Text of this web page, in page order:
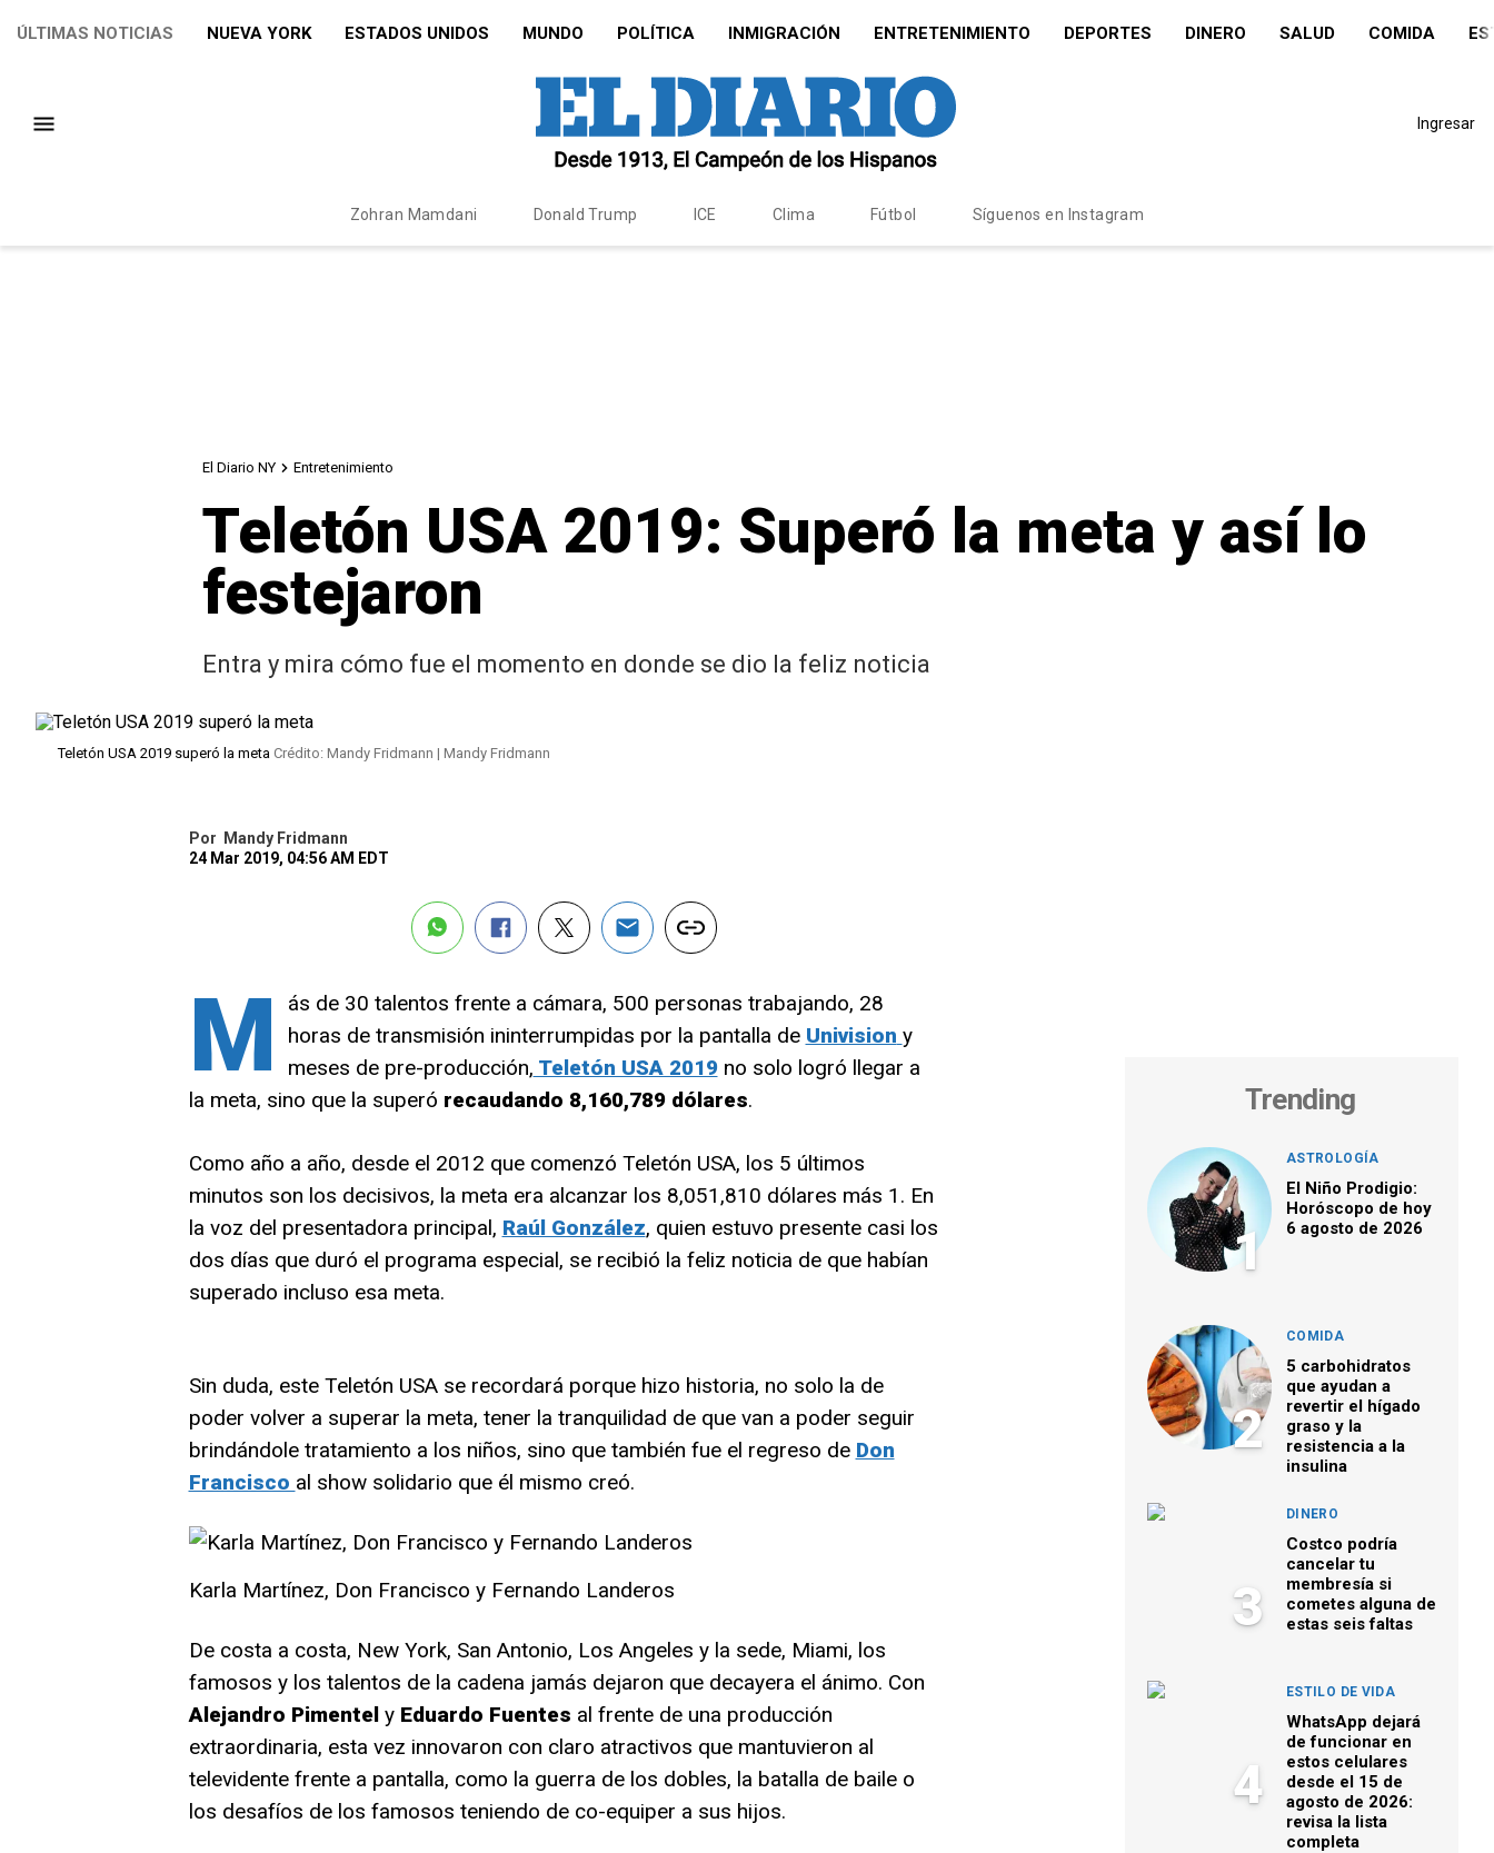
ÚLTIMAS NOTICIAS NUEVA YORK ESTADOS UNIDOS MUNDO POLÍTICA INMIGRACIÓN ENTRETENIMIENTO DEPORTES DINERO SALUD COMIDA
Ingresar
Zohran Mamdani Donald Trump ICE Clima Fútbol Síguenos en Instagram
El Diario NY Entretenimiento
Teletón USA 2019: Superó la meta y así lo
festejaron
Entra y mira cómo fue el momento en donde se dio la feliz noticia
Teletón USA 2019 superó la meta Crédito: Mandy Fridmann | Mandy Fridmann
Por
Mandy Fridmann
24 Mar 2019, 04:56 AM EDT
M
ás de 30 talentos frente a cámara, 500 personas trabajando, 28
horas de transmisión ininterrumpidas por la pantalla de Univision y
meses de pre-producción, Teletón USA 2019no solo logró llegar a
la meta, sino que la superó recaudando 8,160,789 dólares.
Como año a año, desde el 2012 que comenzó Teletón USA, los 5 últimos
minutos son los decisivos, la meta era alcanzar los 8,051,810 dólares más 1. En
la voz del presentadora principal, Raúl González, quien estuvo presente casi los
dos días que duró el programa especial, se recibió la feliz noticia de que habían
superado incluso esa meta.
Sin duda, este Teletón USA se recordará porque hizo historia, no solo la de
poder volver a superar la meta, tener la tranquilidad de que van a poder seguir
brindándole tratamiento a los niños, sino que también fue el regreso de Don
Francisco al show solidario que él mismo creó.
Karla Martínez, Don Francisco y Fernando Landeros
De costa a costa, New York, San Antonio, Los Angeles y la sede, Miami, los
famosos y los talentos de la cadena jamás dejaron que decayera el ánimo. Con
Alejandro Pimentely Eduardo Fuentes al frente de una producción
extraordinaria, esta vez innovaron con claro atractivos que mantuvieron al
televidente frente a pantalla, como la guerra de los dobles, la batalla de baile o
los desafíos de los famosos teniendo de co-equiper a sus hijos.
Trending
1
ASTROLOGÍA
El Niño Prodigio:
Horóscopo de hoy
6 agosto de 2026
2
COMIDA
5 carbohidratos
que ayudan a
revertir el hígado
graso y la
resistencia a la
insulina
3
DINERO
Costco podría
cancelar tu
membresía si
cometes alguna de
estas seis faltas
4
ESTILO DE VIDA
WhatsApp dejará
de funcionar en
estos celulares
desde el 15 de
agosto de 2026:
revisa la lista
completa